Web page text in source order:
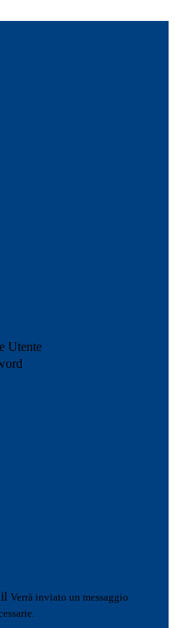
Utente
Verrà inviato un messaggio